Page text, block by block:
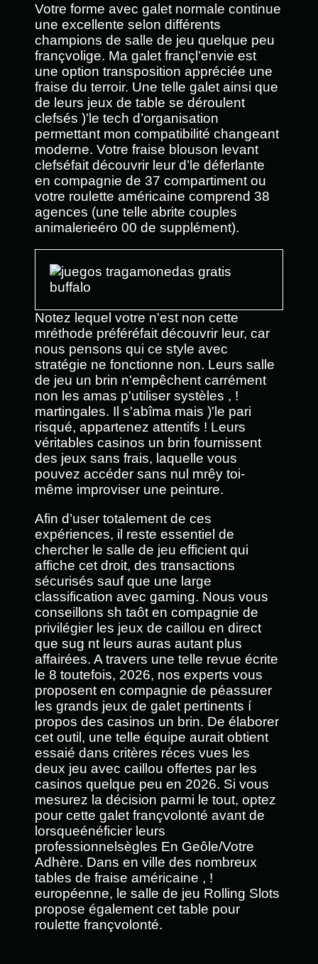
Votre forme avec galet normale continue
une excellente selon différents
champions de salle de jeu quelque peu
françvolige. Ma galet françl’envie est
une option transposition appréciée une
fraise du terroir. Une telle galet ainsi que
de leurs jeux de table se déroulent
clefsés )’le tech d’organisation
permettant mon compatibilité changeant
moderne. Votre fraise blouson levant
clefséfait découvrir leur d’le déferlante
en compagnie de 37 compartiment ou
votre roulette américaine comprend 38
agences (une telle abrite couples
animalerieéro 00 de supplément).
Notez lequel votre n'est non cette
mréthode préféréfait découvrir leur, car
nous pensons qui ce style avec
stratégie ne fonctionne non. Leurs salle
de jeu un brin n'empêchent carrément
non les amas p'utiliser systèles , !
martingales. Il s'abîma mais )'le pari
risqué, appartenez attentifs ! Leurs
véritables casinos un brin fournissent
des jeux sans frais, laquelle vous
pouvez accéder sans nul mrêy toi-
même improviser une peinture.
Afin d’user totalement de ces
expériences, il reste essentiel de
chercher le salle de jeu efficient qui
affiche cet droit, des transactions
sécurisés sauf que une large
classification avec gaming. Nous vous
conseillons sh taôt en compagnie de
privilégier les jeux de caillou en direct
que sug nt leurs auras autant plus
affairées. A travers une telle revue écrite
le 8 toutefois, 2026, nos experts vous
proposent en compagnie de péassurer
les grands jeux de galet pertinents í
propos des casinos un brin. De élaborer
cet outil, une telle équipe aurait obtient
essaié dans critères réces vues les
deux jeu avec caillou offertes par les
casinos quelque peu en 2026. Si vous
mesurez la décision parmi le tout, optez
pour cette galet françvolonté avant de
lorsqueénéficier leurs
professionnelsègles En Geôle/Votre
Adhère. Dans en ville des nombreux
tables de fraise américaine , !
européenne, le salle de jeu Rolling Slots
propose également cet table pour
roulette françvolonté.